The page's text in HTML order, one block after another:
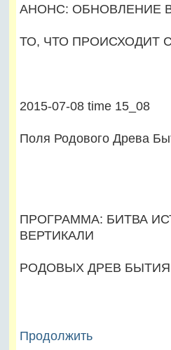
АНОНС: ОБНОВЛЕНИЕ
ТО, ЧТО ПРОИСХОДИТ
2015-07-08 time 15_08
Поля Родового Древа
ПРОГРАММА: БИТВА
ВЕРТИКАЛИ
РОДОВЫХ ДРЕВ
Продолжить